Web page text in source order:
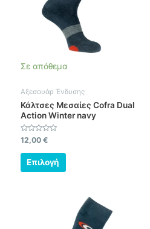
Σε απόθεμα
Αξεσουάρ Ένδυσης
Κάλτσες Μεσαίες Cofra Dual
Action Winter navy
Βαθμολογήθηκε
με
0
από
12,00 €
Επιλογή
παραλλαγές.
επιλογές
μπορούν
στη
σελίδα
του
Αυτό